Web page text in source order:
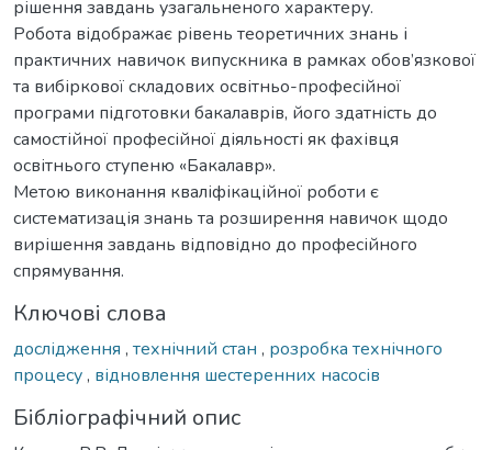
рішення завдань узагальненого характеру.
Робота відображає рівень теоретичних знань і
практичних навичок випускника в рамках обов’язкової
та вибіркової складових освітньо-професійної
програми підготовки бакалаврів, його здатність до
самостійної професійної діяльності як фахівця
освітнього ступеню «Бакалавр».
Метою виконання кваліфікаційної роботи є
систематизація знань та розширення навичок щодо
вирішення завдань відповідно до професійного
спрямування.
Ключові слова
дослідження , технічний стан , розробка технічного
процесу, відновлення шестеренних насосів
Бібліографічний опис